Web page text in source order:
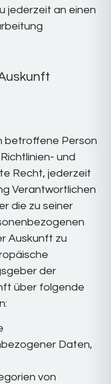
jederzeit an einen
betroffene Person
und
Recht, jederzeit
Verantwortlichen
die zu seiner
Auskunft zu
der
über folgende
Daten,
von